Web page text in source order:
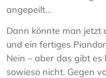
angepeilt…
Dann könnte man jetzt
und ein fertiges
Nein – aber das gibt
sowieso nicht. Gegen